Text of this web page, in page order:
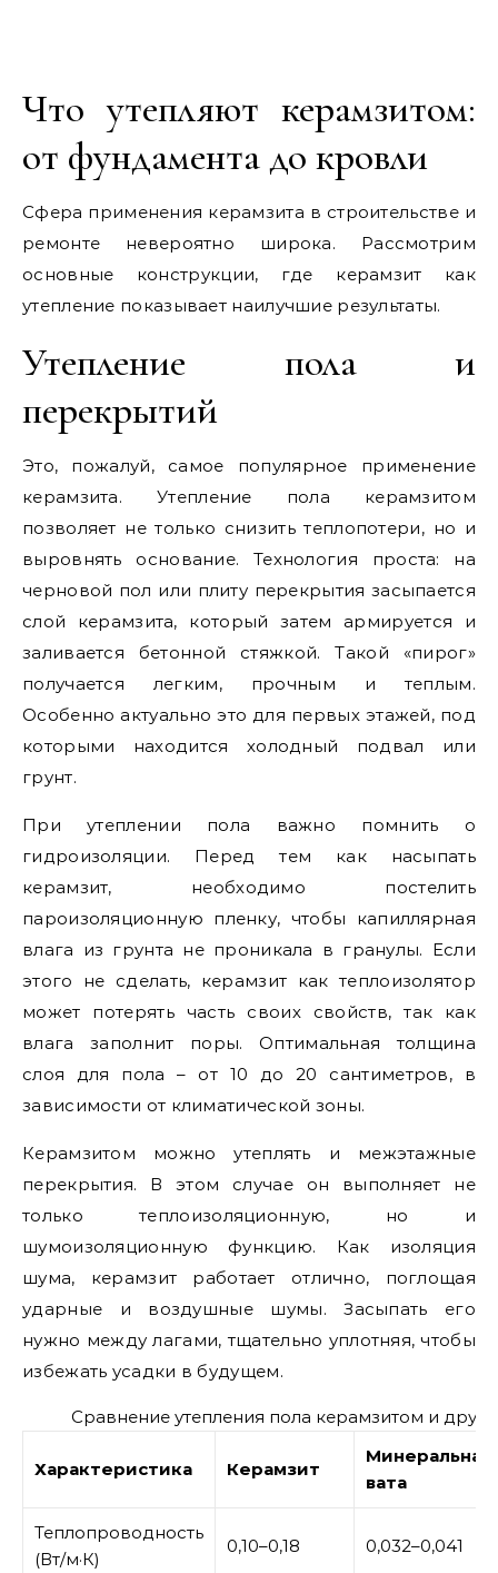
Что утепляют керамзитом:
от фундамента до кровли
Сфера применения керамзита в строительстве и
ремонте невероятно широка. Рассмотрим
основные конструкции, где керамзит как
утепление показывает наилучшие результаты.
Утепление пола и
перекрытий
Это, пожалуй, самое популярное применение
керамзита. Утепление пола керамзитом
позволяет не только снизить теплопотери, но и
выровнять основание. Технология проста: на
черновой пол или плиту перекрытия засыпается
слой керамзита, который затем армируется и
заливается бетонной стяжкой. Такой «пирог»
получается легким, прочным и теплым.
Особенно актуально это для первых этажей, под
которыми находится холодный подвал или
грунт.
При утеплении пола важно помнить о
гидроизоляции. Перед тем как насыпать
керамзит, необходимо постелить
пароизоляционную пленку, чтобы капиллярная
влага из грунта не проникала в гранулы. Если
этого не сделать, керамзит как теплоизолятор
может потерять часть своих свойств, так как
влага заполнит поры. Оптимальная толщина
слоя для пола – от 10 до 20 сантиметров, в
зависимости от климатической зоны.
Керамзитом можно утеплять и межэтажные
перекрытия. В этом случае он выполняет не
только теплоизоляционную, но и
шумоизоляционную функцию. Как изоляция
шума, керамзит работает отлично, поглощая
ударные и воздушные шумы. Засыпать его
нужно между лагами, тщательно уплотняя, чтобы
избежать усадки в будущем.
Сравнение утепления пола керамзитом и
Характеристика Керамзит
Минеральная
вата
Теплопроводность
(Вт/м·К)
0,10–0,18 0,032–0,041